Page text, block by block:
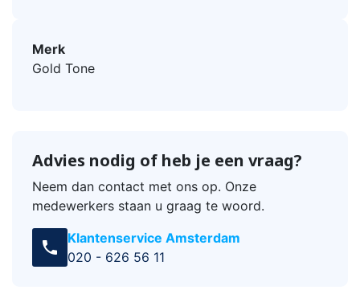
Merk
Gold Tone
Advies nodig of heb je een vraag?
Neem dan contact met ons op. Onze
medewerkers staan u graag te woord.
call
Klantenservice Amsterdam
020 - 626 56 11